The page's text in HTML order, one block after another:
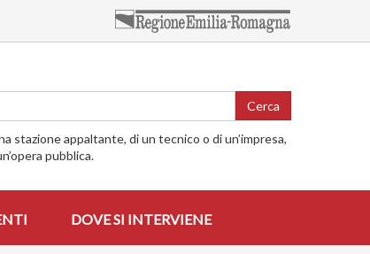
Cerca
stazione appaltante, di un tecnico o di un’impresa,
pubblica.
DOVE SI INTERVIENE